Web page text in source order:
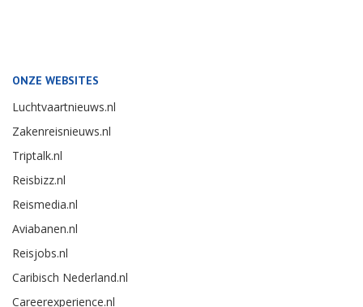
ONZE WEBSITES
Luchtvaartnieuws.nl
Zakenreisnieuws.nl
Triptalk.nl
Reisbizz.nl
Reismedia.nl
Aviabanen.nl
Reisjobs.nl
Caribisch Nederland.nl
Careerexperience.nl